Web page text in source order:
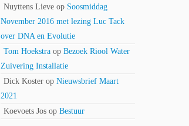
Nuyttens Lieve op Soosmiddag
November 2016 met lezing Luc Tack
over DNA en Evolutie
Tom Hoekstra op Bezoek Riool Water
Zuivering Installatie
Dick Koster op Nieuwsbrief Maart
2021
Koevoets Jos op Bestuur